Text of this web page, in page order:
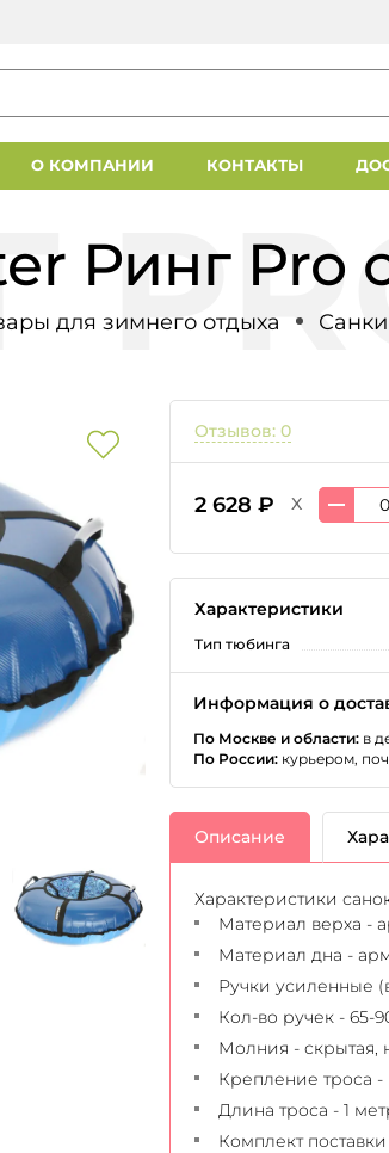
О КОМПАНИИ КОНТАКТЫ
Ринг Pro
для зимнего отдыха
Отзывов: 0
2 628 ₽ X
Характеристики
Тип тюбинга
Информация о
По Москве и области: в
По России: курьером,
Описание
Характеристики
Материал верха -
Материал дна -
Ручки усиленные
Кол-во ручек - 65-
Молния - скрытая,
Крепление троса -
Длина троса - 1
Комплект